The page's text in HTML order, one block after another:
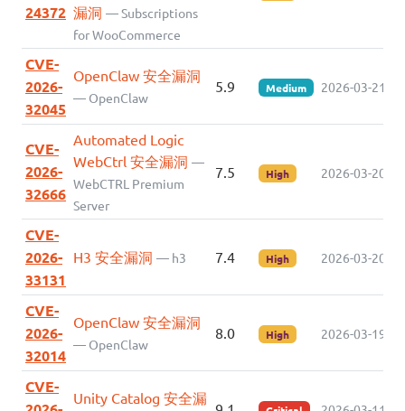
24372 漏洞 — Subscriptions
for WooCommerce
CVE-
2026-
32045
OpenClaw 安全漏洞
— OpenClaw
5.9 Medium 2026-03-21
CVE-
2026-
32666
Automated Logic
WebCtrl 安全漏洞 —
WebCTRL Premium
Server
7.5 High 2026-03-20
CVE-
2026-
33131
H3 安全漏洞 — h3 7.4 High 2026-03-20
CVE-
2026-
32014
OpenClaw 安全漏洞
— OpenClaw
8.0 High 2026-03-19
CVE-
Unity Catalog 安全漏